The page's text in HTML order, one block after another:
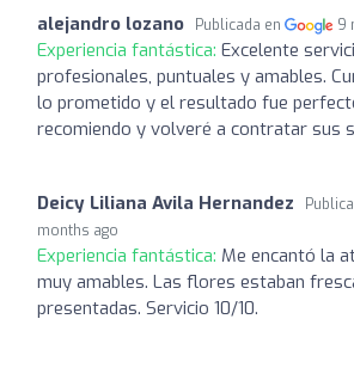
alejandro lozano Publicada en 9
Experiencia fantástica: Excelente
profesionales, puntuales y amables.
lo prometido y el resultado fue
recomiendo y volveré a contratar sus
Deicy Liliana Avila Hernandez
months ago
Experiencia fantástica: Me encantó la
muy amables. Las flores estaban
presentadas. Servicio 10/10.